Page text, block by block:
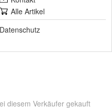
Alle Artikel
Datenschutz
diesem Verkäufer gekauft